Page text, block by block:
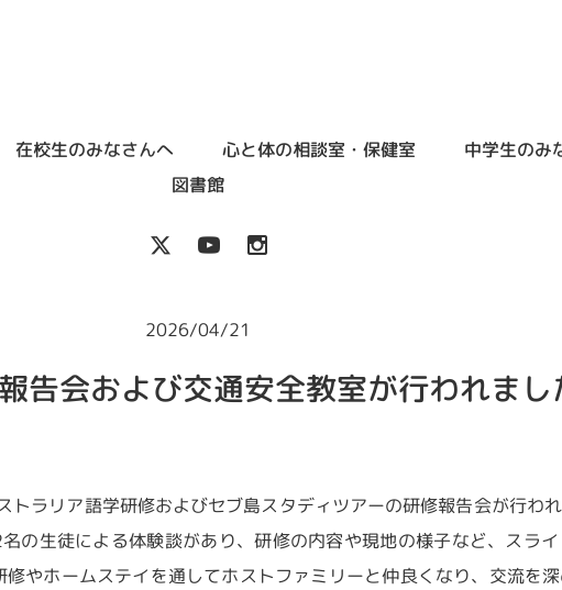
在校生のみなさんへ 心と体の相談室・保健室 中学生のみ
図書館
2026/04/21
告会および交通安全教室が行われまし
ラリア語学研修およびセブ島スタディツアーの研修報告会が行わ
の生徒による体験談があり、研修の内容や現地の様子など、スラ
やホームステイを通してホストファミリーと仲良くなり、交流を